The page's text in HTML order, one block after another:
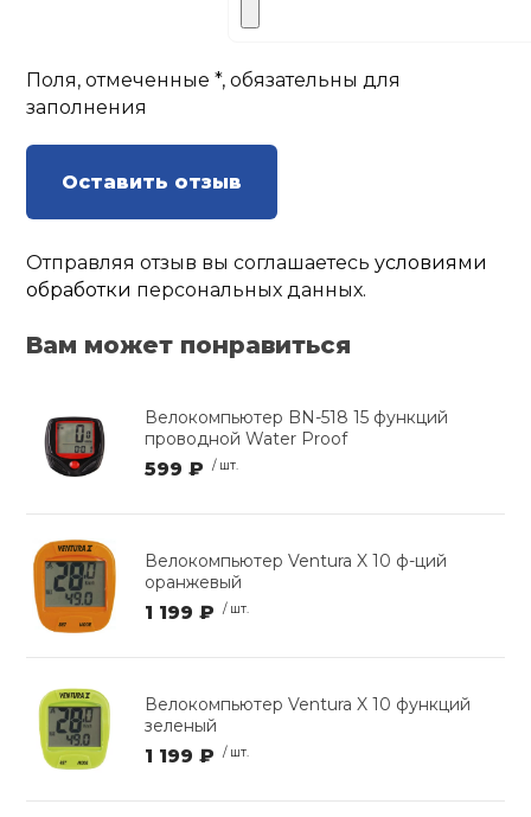
Поля, отмеченные *, обязательны для
заполнения
Оставить отзыв
Отправляя отзыв вы соглашаетесьусловиями
обработки персональных данных.
Вам может понравиться
Велокомпьютер BN-518 15 функций
проводной Water Proof
599 ₽ / шт.
Велокомпьютер Ventura X 10 ф-ций
оранжевый
1 199 ₽ / шт.
Велокомпьютер Ventura X 10 функций
зеленый
1 199 ₽ / шт.